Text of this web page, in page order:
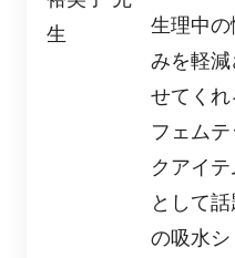
生理中の
みを軽減
せてくれ
フェムテ
クアイテ
として話
の吸水シ